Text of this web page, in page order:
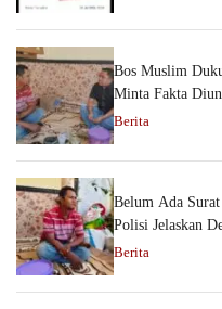
Bos Muslim
Minta Fakta
Berita
Belum Ada
Polisi Jelaskan
Berita